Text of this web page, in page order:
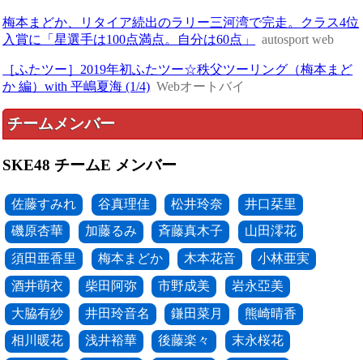
梅本まどか、リタイア続出のラリー三河湾で完走。クラス4位
入賞に「星選手は100点満点。自分は60点」
autosport web
［ふたツー］2019年初ふたツー☆秩父ツーリング（梅本まど
か 編）with 平嶋夏海 (1/4) Webオートバイ
チームメンバー
SKE48 チームE メンバー
佐藤すみれ 谷真理佳 松井玲奈
井口栞里
磯原杏華
加藤るみ 斉藤真木子
山田澪花
須田亜香里
梅本まどか 木本花音
小林亜実
酒井萌衣
柴田阿弥 市野成美
岩永亞美
大脇有紗
井田玲音名 鎌田菜月
熊崎晴香
相川暖花
浅井裕華 後藤楽々
末永桜花